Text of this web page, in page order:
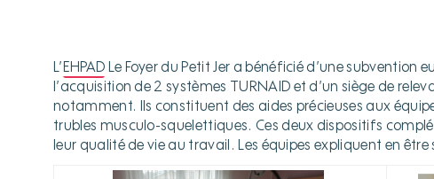
L’EHPAD Le Foyer du Petit Jer a bénéficié d’une
l’acquisition de 2 systèmes TURNAID et d’un siège de
notamment. Ils constituent des aides précieuses aux
trubles musculo-squelettiques. Ces deux dispositifs
leur qualité de vie au travail. Les équipes expliquent en